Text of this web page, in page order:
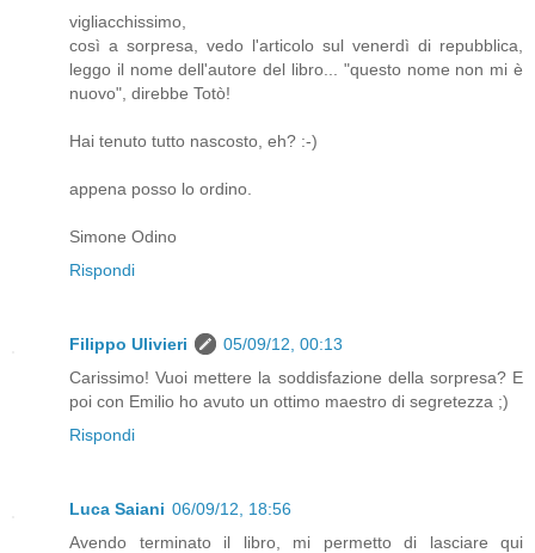
vigliacchissimo,
così a sorpresa, vedo l'articolo sul venerdì di repubblica,
leggo il nome dell'autore del libro... "questo nome non mi è
nuovo", direbbe Totò!
Hai tenuto tutto nascosto, eh? :-)
appena posso lo ordino.
Simone Odino
Rispondi
Filippo Ulivieri
05/09/12, 00:13
Carissimo! Vuoi mettere la soddisfazione della sorpresa? E
poi con Emilio ho avuto un ottimo maestro di segretezza ;)
Rispondi
Luca Saiani 06/09/12, 18:56
Avendo terminato il libro, mi permetto di lasciare qui